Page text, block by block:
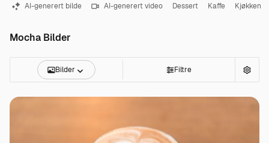
AI-generert bilde AI-generert video Dessert Kaffe Kjøkken
Mocha Bilder
Bilder Filtre